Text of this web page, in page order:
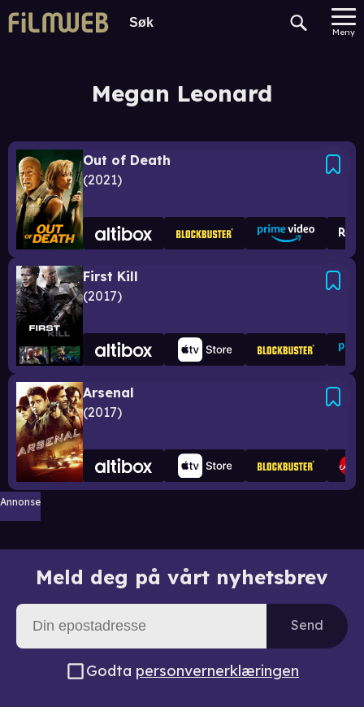
Meny
Megan Leonard
Out of Death
2021
First Kill
2017
Arsenal
2017
Annonse
Meld deg på vårt nyhetsbrev
Send
Godta personvernerklæringen